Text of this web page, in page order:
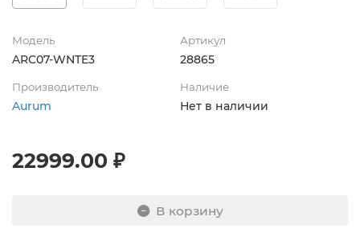
Модель
ARC07-WNTE3
Артикул
28865
Производитель
Aurum
Наличие
Нет в наличии
22999.00 ₽
В корзину